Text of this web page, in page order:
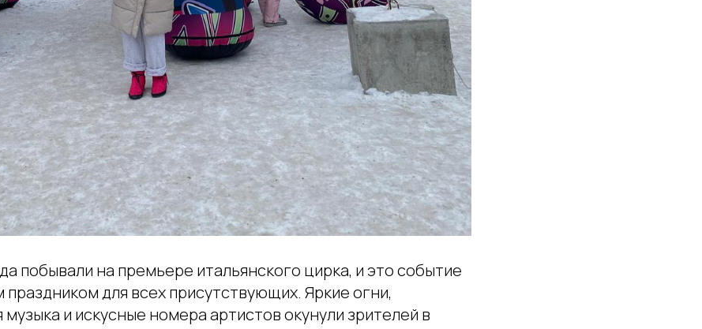
побывали на премьере итальянского цирка, и это событие
для всех присутствующих. Яркие огни,
и искусные номера артистов окунули зрителей в